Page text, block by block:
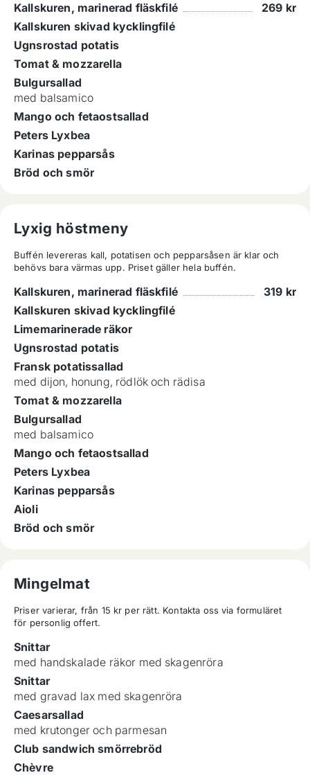
Kallskuren, marinerad fläskfilé 269 kr
Kallskuren skivad kycklingfilé
Ugnsrostad potatis
Tomat & mozzarella
Bulgursallad
med balsamico
Mango och fetaostsallad
Peters Lyxbea
Karinas pepparsås
Bröd och smör
Lyxig höstmeny
Buffén levereras kall, potatisen och pepparsåsen är klar och
behövs bara värmas upp. Priset gäller hela buffén.
Kallskuren, marinerad fläskfilé 319 kr
Kallskuren skivad kycklingfilé
Limemarinerade räkor
Ugnsrostad potatis
Fransk potatissallad
med dijon, honung, rödlök och rädisa
Tomat & mozzarella
Bulgursallad
med balsamico
Mango och fetaostsallad
Peters Lyxbea
Karinas pepparsås
Aioli
Bröd och smör
Mingelmat
Priser varierar, från 15 kr per rätt. Kontakta oss via formuläret
för personlig offert.
Snittar
med handskalade räkor med skagenröra
Snittar
med gravad lax med skagenröra
Caesarsallad
med krutonger och parmesan
Club sandwich smörrebröd
Chèvre